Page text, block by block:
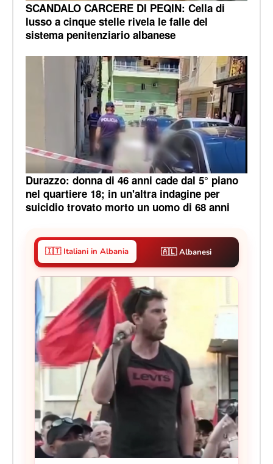
SCANDALO CARCERE DI PEQIN: Cella di
lusso a cinque stelle rivela le falle del
sistema penitenziario albanese
Durazzo: donna di 46 anni cade dal 5° piano
nel quartiere 18; in un'altra indagine per
suicidio trovato morto un uomo di 68 anni
🇮🇹 Italiani in Albania 🇦🇱 Albanesi